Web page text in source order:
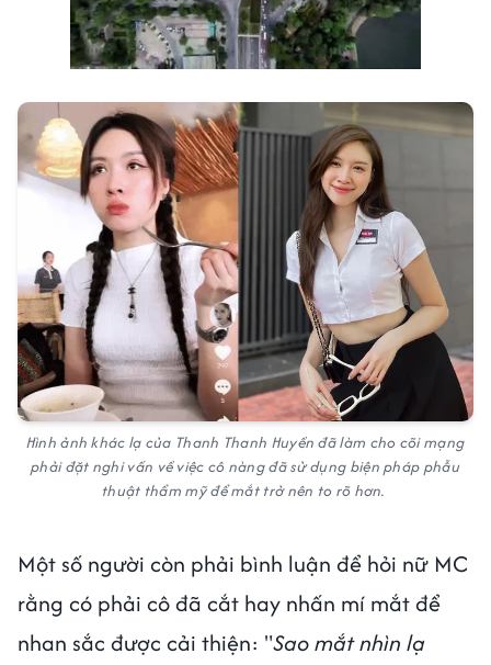
Hình ảnh khác lạ của Thanh Thanh Huyền đã làm cho cõi mạng
phải đặt nghi vấn về việc cô nàng đã sử dụng biện pháp phẫu
thuật thẩm mỹ để mắt trở nên to rõ hơn.
Một số người còn phải bình luận để hỏi nữ MC
rằng có phải cô đã cắt hay nhấn mí mắt để
nhan sắc được cải thiện: "Sao mắt nhìn lạ